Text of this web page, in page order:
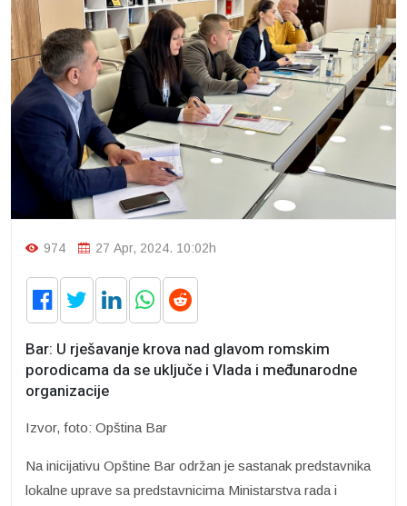
974 27 Apr, 2024. 10:02h
Bar: U rješavanje krova nad glavom romskim
porodicama da se uključe i Vlada i međunarodne
organizacije
Izvor, foto: Opština Bar
Na inicijativu Opštine Bar održan je sastanak predstavnika
lokalne uprave sa predstavnicima Ministarstva rada i